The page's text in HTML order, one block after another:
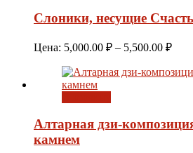
Слоники, несущие
Цена: 5,000.00 ₽ – 5,500.00 ₽
Алтарная дзи-
камнем